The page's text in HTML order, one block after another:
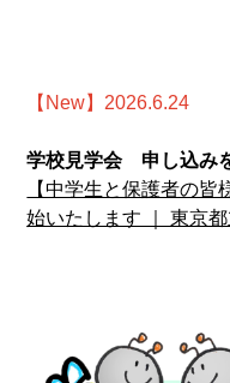
【New】2026.6.24
学校見学会 申し込み
【中学生と保護者の
始いたします ｜ 東京